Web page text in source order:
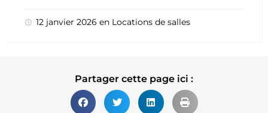
12 janvier 2026 en Locations de salles
Partager cette page ici :